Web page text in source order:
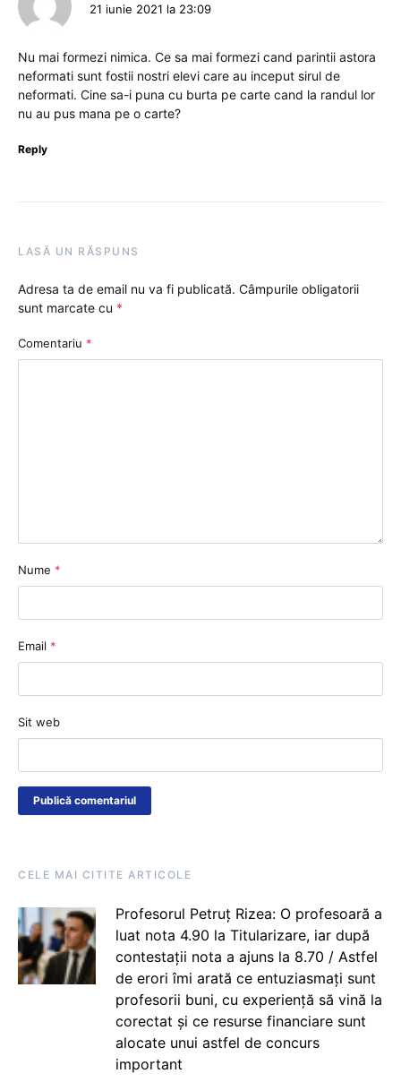
21 iunie 2021 la 23:09
Nu mai formezi nimica. Ce sa mai formezi cand parintii astora
neformati sunt fostii nostri elevi care au inceput sirul de
neformati. Cine sa-i puna cu burta pe carte cand la randul lor
nu au pus mana pe o carte?
Reply
LASĂ UN RĂSPUNS
Adresa ta de email nu va fi publicată. Câmpurile obligatorii
sunt marcate cu *
Comentariu *
Nume *
Email *
Sit web
CELE MAI CITITE ARTICOLE
Profesorul Petruț Rizea: O profesoară a
luat nota 4.90 la Titularizare, iar după
contestații nota a ajuns la 8.70 / Astfel
de erori îmi arată ce entuziasmați sunt
profesorii buni, cu experiență să vină la
corectat și ce resurse financiare sunt
alocate unui astfel de concurs
important